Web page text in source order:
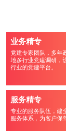
业务精专
党建专家团队，多年
地多行业党建调研，
行业的党建平台。
服务精专
专业的服务队伍，建
服务体系，为客户保